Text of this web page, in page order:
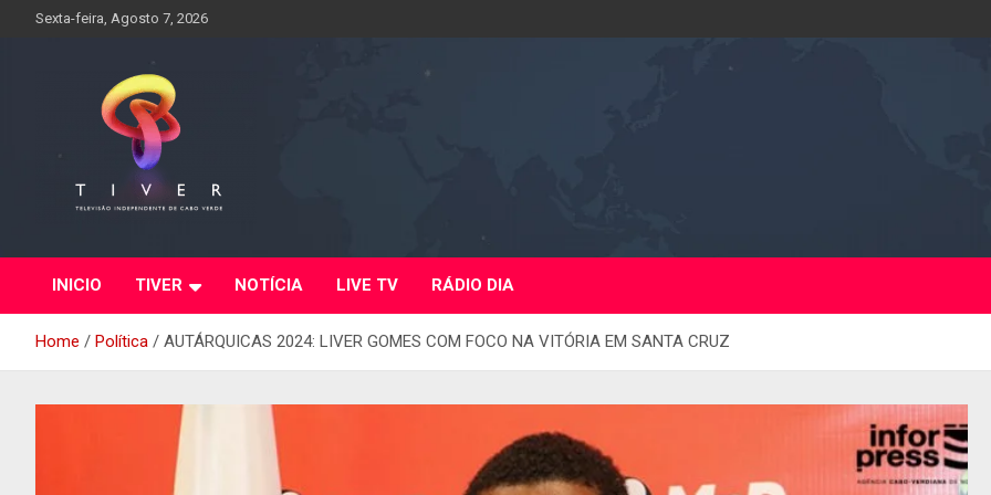
Sexta-feira, Agosto 7, 2026
INICIO TIVER NOTÍCIA LIVE TV RÁDIO DIA
Home Política AUTÁRQUICAS 2024: LIVER GOMES COM FOCO NA VITÓRIA EM SANTA CRUZ